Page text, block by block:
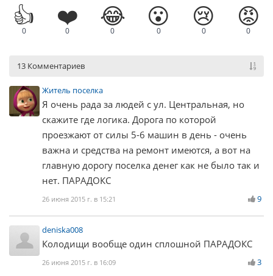
👍
0
❤️
0
😂
0
😮
0
😢
0
😡
0
13 Комментариев
Житель поселка
Я очень рада за людей с ул. Центральная, но
скажите где логика. Дорога по которой
проезжают от силы 5-6 машин в день - очень
важна и средства на ремонт имеются, а вот на
главную дорогу поселка денег как не было так и
нет. ПАРАДОКС
26 июня 2015 г. в 15:21 9
deniska008
Колодищи вообще один сплошной ПАРАДОКС
26 июня 2015 г. в 16:09 3